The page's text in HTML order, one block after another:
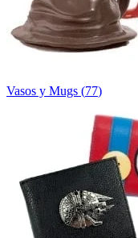
Vasos y Mugs (77)